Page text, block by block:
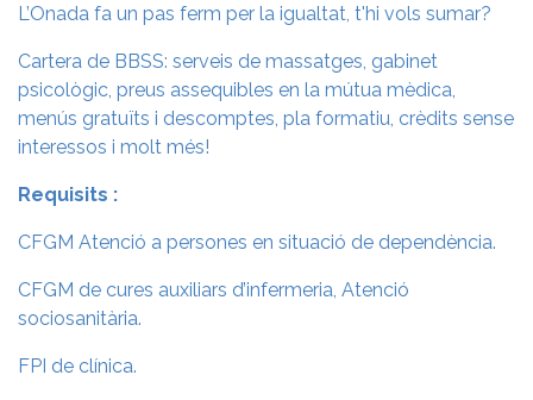
L’Onada fa un pas ferm per la igualtat, t'hi vols sumar?
Cartera de BBSS: serveis de massatges, gabinet
psicològic, preus assequibles en la mútua mèdica,
menús gratuïts i descomptes, pla formatiu, crèdits sense
interessos i molt més!
Requisits :
CFGM Atenció a persones en situació de dependència.
CFGM de cures auxiliars d’infermeria, Atenció
sociosanitària.
FPI de clínica.